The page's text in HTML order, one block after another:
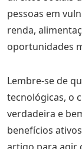
pessoas em
renda,
oportunidades
Lembre-se de
tecnológicas, o
verdadeira e
benefícios